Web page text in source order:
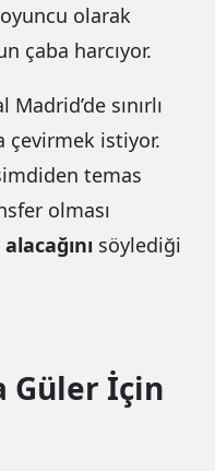
olarak
çaba harcıyor.
Madrid’de sınırlı
çevirmek istiyor.
temas
olması
söylediği
Güler İçin